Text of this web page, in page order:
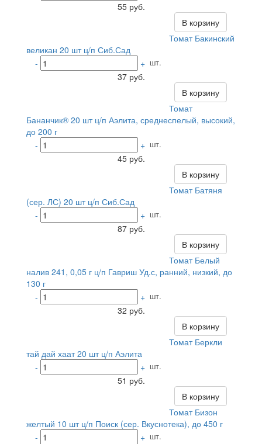
55 руб.
В корзину
Томат Бакинский
великан 20 шт ц/п Сиб.Сад
-
+ шт.
37 руб.
В корзину
Томат
Бананчик® 20 шт ц/п Аэлита, среднеспелый, высокий,
до 200 г
-
+ шт.
45 руб.
В корзину
Томат Батяня
(сер. ЛС) 20 шт ц/п Сиб.Сад
-
+ шт.
87 руб.
В корзину
Томат Белый
налив 241, 0,05 г ц/п Гавриш Уд.с, ранний, низкий, до
130 г
-
+ шт.
32 руб.
В корзину
Томат Беркли
тай дай хаат 20 шт ц/п Аэлита
-
+ шт.
51 руб.
В корзину
Томат Бизон
желтый 10 шт ц/п Поиск (сер. Вкуснотека), до 450 г
-
+ шт.